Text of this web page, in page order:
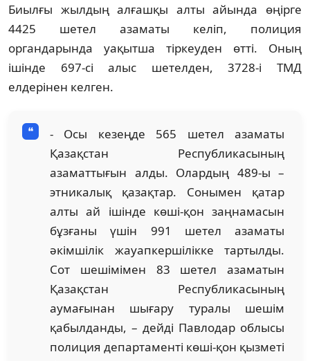
Биылғы жылдың алғашқы алты айында өңірге
4425 шетел азаматы келіп, полиция
органдарында уақытша тіркеуден өтті. Оның
ішінде 697-сі алыс шетелден, 3728-і ТМД
елдерінен келген.
- Осы кезеңде 565 шетел азаматы
Қазақстан Республикасының
азаматтығын алды. Олардың 489-ы –
этникалық қазақтар. Сонымен қатар
алты ай ішінде көші-қон заңнамасын
бұзғаны үшін 991 шетел азаматы
әкімшілік жауапкершілікке тартылды.
Сот шешімімен 83 шетел азаматын
Қазақстан Республикасының
аумағынан шығару туралы шешім
қабылданды, – дейді Павлодар облысы
полиция департаменті көші-қон қызметі